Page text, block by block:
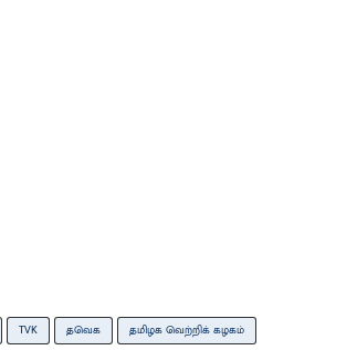
TVK தவெக தமிழக வெற்றிக் கழகம்